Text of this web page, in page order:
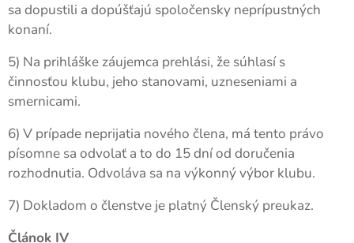
sa dopustili a dopúšťajú spoločensky neprípustných
konaní.
5) Na prihláške záujemca prehlási, že súhlasí s
činnosťou klubu, jeho stanovami, uzneseniami a
smernicami.
6) V prípade neprijatia nového člena, má tento právo
písomne sa odvolať a to do 15 dní od doručenia
rozhodnutia. Odvoláva sa na výkonný výbor klubu.
7) Dokladom o členstve je platný Členský preukaz.
Článok IV